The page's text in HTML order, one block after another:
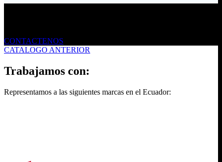
CONTACTENOS
CATALOGO ANTERIOR
Trabajamos con:
Representamos a las siguientes marcas en el Ecuador: